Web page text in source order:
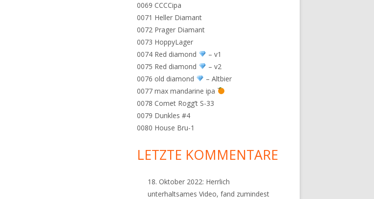
0069 CCCCipa
0071 Heller Diamant
0072 Prager Diamant
0073 HoppyLager
0074 Red diamond
– v1
0075 Red diamond
– v2
0076 old diamond
– Altbier
0077 max mandarine ipa
0078 Comet Rogg’t S-33
0079 Dunkles #4
0080 House Bru-1
LETZTE KOMMENTARE
18. Oktober 2022: Herrlich
unterhaltsames Video, fand zumindest